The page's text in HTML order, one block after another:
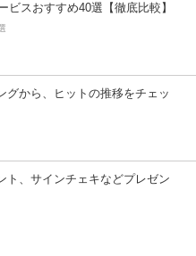
ビスおすすめ40選【徹底比較】
グから、ヒットの推移をチェッ
ト、サインチェキなどプレゼン